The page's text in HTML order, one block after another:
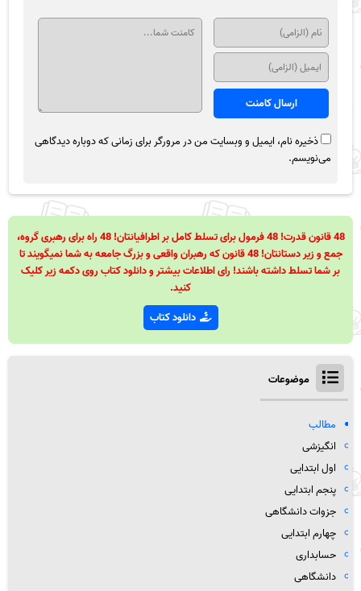
ذخیره نام، ایمیل و وبسایت من در مرورگر برای زمانی که دوباره دیدگاهی
می‌نویسم.
48 قانون قدرت! 48 فرمول برای تسلط کامل بر اطرافیانتان! 48 راه برای رهبری گروه،
جمع و زیر دستانتان! 48 قانون که رهبران واقعی و بزرگ جامعه به شما نمیگویند تا
بر شما تسلط داشته باشند! رای اطلاعات بیشتر و دانلود کتاب روی دکمه زیر کلیک
کنید.
دانلود کتاب
موضوعات
مطالب
انگیزشی
اول ابتدایی
پنجم ابتدایی
جزوات دانشگاهی
چهارم ابتدایی
حسابداری
دانشگاهی